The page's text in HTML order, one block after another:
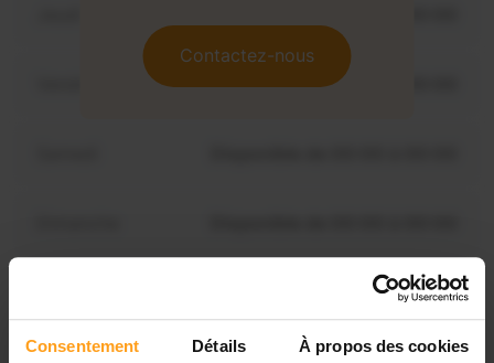
Consentement Détails À propos des cookies
Disponible de 00:00 à 00:00
Contactez-nous